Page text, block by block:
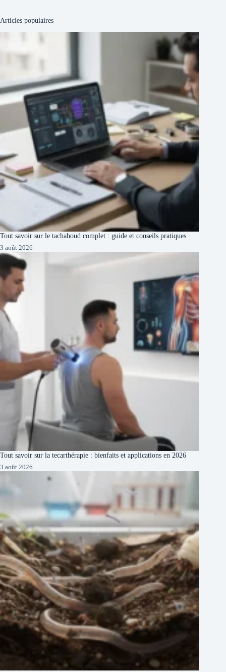
Articles populaires
Tout savoir sur le tachahoud complet : guide et conseils pratiques
3 août 2026
Tout savoir sur la tecarthérapie : bienfaits et applications en 2026
3 août 2026